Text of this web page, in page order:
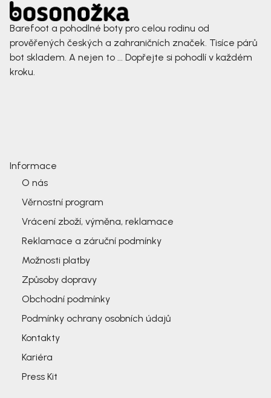
Barefoot a pohodlné boty pro celou rodinu od
prověřených českých a zahraničních značek. Tisíce párů
bot skladem. A nejen to ... Dopřejte si pohodlí v každém
kroku.
Informace
O nás
Věrnostní program
Vrácení zboží, výměna, reklamace
Reklamace a záruční podmínky
Možnosti platby
Způsoby dopravy
Obchodní podmínky
Podmínky ochrany osobních údajů
Kontakty
Kariéra
Press Kit